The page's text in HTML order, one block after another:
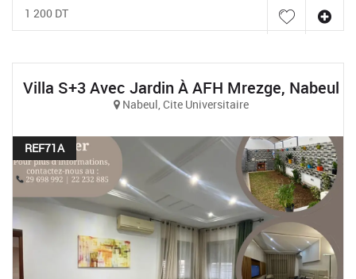
1 200 DT
Villa S+3 Avec Jardin À AFH Mrezge, Nabeul
Nabeul, Cite Universitaire
REF71A